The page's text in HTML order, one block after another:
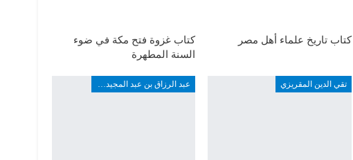
كتاب تاريخ علماء أهل مصر
كتاب غزوة فتح مكة في ضوء
السنة المطهرة
تقي الدين المقريزي عبد الرزاق بن عبد المجيد ألارو